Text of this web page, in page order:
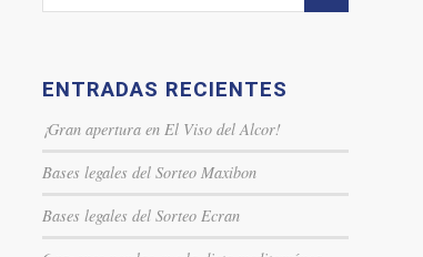
ENTRADAS RECIENTES
¡Gran apertura en El Viso del Alcor!
Bases legales del Sorteo Maxibon
Bases legales del Sorteo Ecran